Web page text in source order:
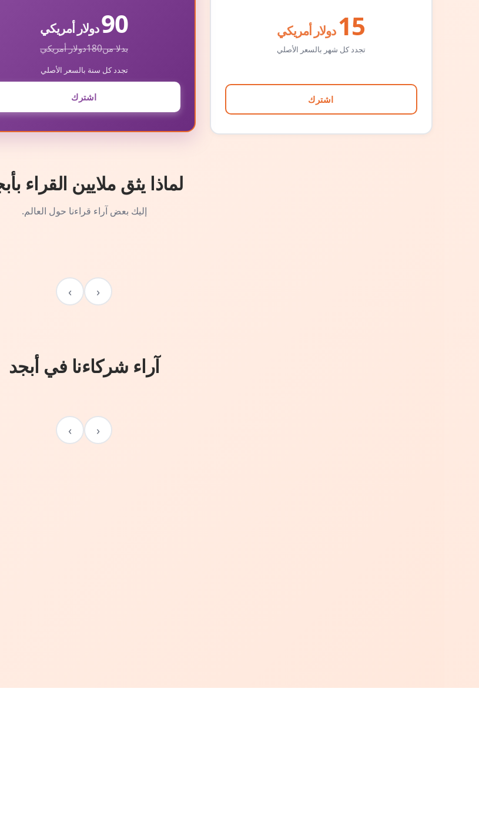
15 دولار أمريكي
تجدد كل شهر بالسعر الأصلي
اشترك
90دولار أمريكي
بدلا من180دولار أمريكي
تجدد كل سنة بالسعر الأصلي
اشترك
لماذا يثق ملايين القراء
إليك بعض آراء قراءنا حول العالم.
‹
›
آراء شركاءنا في أبجد
‹
›